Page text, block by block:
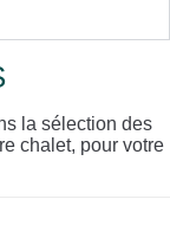
la sélection des
chalet, pour votre